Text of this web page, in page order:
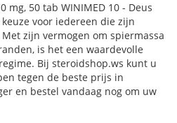
mg, 50 tab WINIMED 10 - Deus
voor iedereen die zijn
zijn vermogen om spiermassa
is het een waardevolle
Bij steroidshop.ws kunt u
tegen de beste prijs in
en bestel vandaag nog om uw